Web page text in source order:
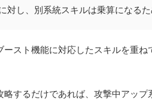
対し、別系統スキルは乗算になるた
ースト機能に対応したスキルを重
略するだけであれば、攻撃中アッ